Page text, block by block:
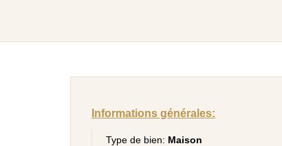
Informations générales:
Type de bien: Maison